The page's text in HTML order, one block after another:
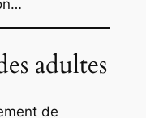
adultes
de